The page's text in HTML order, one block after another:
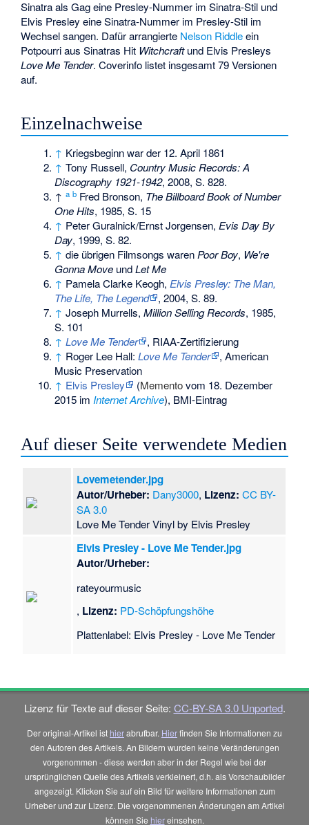
Sinatra als Gag eine Presley-Nummer im Sinatra-Stil und
Elvis Presley eine Sinatra-Nummer im Presley-Stil im
Wechsel sangen. Dafür arrangierte Nelson Riddleein
Potpourri aus Sinatras Hit Witchcraftund Elvis Presleys
Love Me Tender. Coverinfo listet insgesamt 79 Versionen
auf.
Einzelnachweise
↑ Kriegsbeginn war der 12. April 1861
↑ Tony Russell, Country Music Records: A
Discography 1921-1942, 2008, S. 828.
↑a b Fred Bronson, The Billboard Book of Number
One Hits, 1985, S. 15
↑ Peter Guralnick/Ernst Jorgensen,Evis Day By
Day, 1999, S. 82.
↑ die übrigen Filmsongs warenPoor Boy, We're
Gonna Move undLet Me
↑ Pamela Clarke Keogh,Elvis Presley: The Man,
The Life, The Legend
, 2004, S. 89.
↑ Joseph Murrells,Million Selling Records, 1985,
S. 101
↑ Love Me Tender
, RIAA-Zertifizierung
↑ Roger Lee Hall:Love Me Tender
, American
Music Preservation
↑ Elvis Presley (Mementovom 18. Dezember
2015 imInternet Archive), BMI-Eintrag
Auf dieser Seite verwendete Medien
Lovemetender.jpg
Autor/Urheber: Dany3000, Lizenz: CC BY-
SA 3.0
Love Me Tender Vinyl by Elvis Presley
Elvis Presley - Love Me Tender.jpg
Autor/Urheber:
rateyourmusic
, Lizenz: PD-Schöpfungshöhe
Plattenlabel: Elvis Presley - Love Me Tender
Lizenz für Texte auf dieser Seite: CC-BY-SA 3.0 Unported.
Der original-Artikel ist hierabrufbar. Hierfinden Sie Informationen zu
den Autoren des Artikels. An Bildern wurden keine Veränderungen
vorgenommen - diese werden aber in der Regel wie bei der
ursprünglichen Quelle des Artikels verkleinert, d.h. als Vorschaubilder
angezeigt. Klicken Sie auf ein Bild für weitere Informationen zum
Urheber und zur Lizenz. Die vorgenommenen Änderungen am Artikel
können Sie hiereinsehen.